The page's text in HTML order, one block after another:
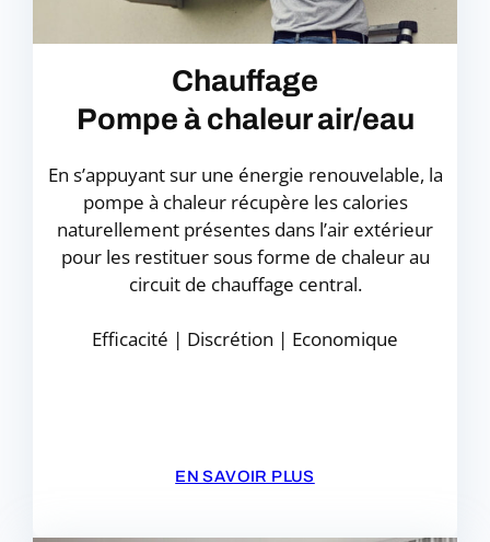
Chauffage
Pompe à chaleur air/eau
En s’appuyant sur une énergie renouvelable, la
pompe à chaleur récupère les calories
naturellement présentes dans l’air extérieur
pour les restituer sous forme de chaleur au
circuit de chauffage central.
Efficacité | Discrétion | Economique
EN SAVOIR PLUS